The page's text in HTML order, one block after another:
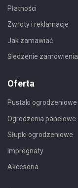
Płatności
Zwroty i reklamacje
Jak zamawiać
Śledzenie zamówienia
Oferta
Pustaki ogrodzeniowe
Ogrodzenia panelowe
Słupki ogrodzeniowe
Impregnaty
Akcesoria